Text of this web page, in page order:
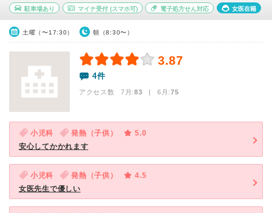
駐車場あり マイナ受付(スマホ可) 電子処方せん対応 女医在籍
土曜（〜17:30） 朝（8:30〜）
3.87
4件
アクセス数 7月:83 | 6月:75
小児科 発熱（子供）
5.0
安心してかかれます
小児科 発熱（子供）
4.5
女医先生で優しい